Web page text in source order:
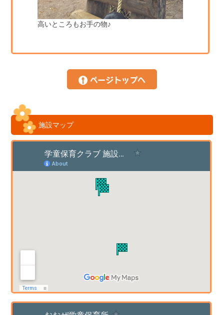
高いところもお手の物♪
施設マップ